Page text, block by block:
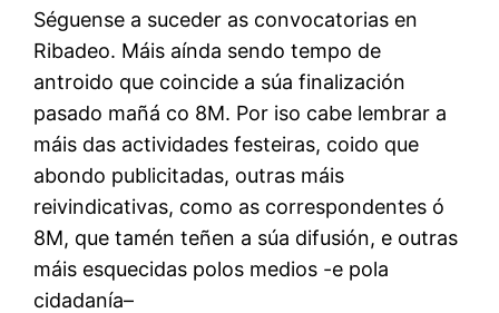
Séguense a suceder as convocatorias en
Ribadeo. Máis aínda sendo tempo de
antroido que coincide a súa finalización
pasado mañá co 8M. Por iso cabe lembrar a
máis das actividades festeiras, coido que
abondo publicitadas, outras máis
reivindicativas, como as correspondentes ó
8M, que tamén teñen a súa difusión, e outras
máis esquecidas polos medios -e pola
cidadanía–